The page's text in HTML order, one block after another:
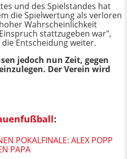
und des Spielstandes hat
die Spielwertung als verloren
Wahrscheinlichkeit
stattzugeben war",
Entscheidung weiter.
jedoch nun Zeit, gegen
Der Verein wird
:
POKALFINALE: ALEX POPP
PAPA